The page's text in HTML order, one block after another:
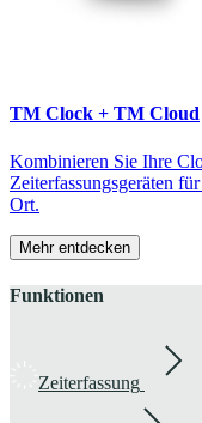
TM Clock + TM Cloud
Kombinieren Sie Ihre
Zeiterfassungsgeräten
Ort.
Mehr entdecken
Funktionen
Zeiterfassung